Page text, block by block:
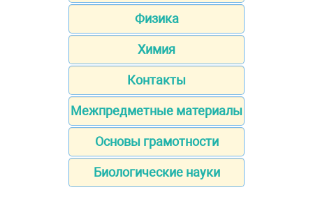
Физика
Химия
Контакты
Межпредметные материалы
Основы грамотности
Биологические науки